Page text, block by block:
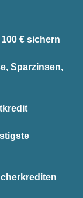
€ sichern
Sparzinsen,